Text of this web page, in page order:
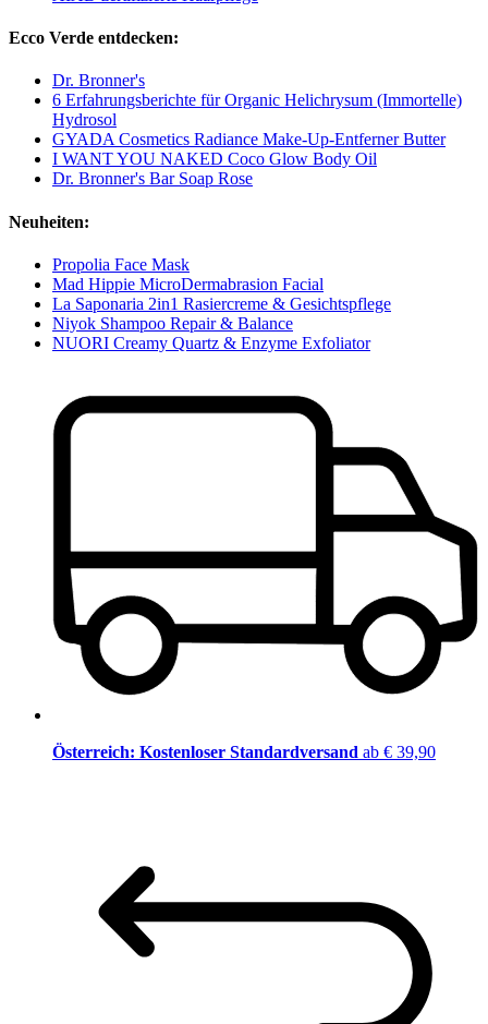
Ecco Verde entdecken:
Dr. Bronner's
6 Erfahrungsberichte für Organic Helichrysum (Immortelle)
Hydrosol
GYADA Cosmetics Radiance Make-Up-Entferner Butter
I WANT YOU NAKED Coco Glow Body Oil
Dr. Bronner's Bar Soap Rose
Neuheiten:
Propolia Face Mask
Mad Hippie MicroDermabrasion Facial
La Saponaria 2in1 Rasiercreme & Gesichtspflege
Niyok Shampoo Repair & Balance
NUORI Creamy Quartz & Enzyme Exfoliator
Österreich: Kostenloser Standardversand ab € 39,90